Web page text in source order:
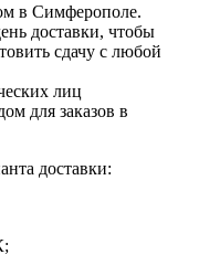
в Симферополе.
доставки, чтобы
сдачу с любой
лиц
для заказов в
доставки: